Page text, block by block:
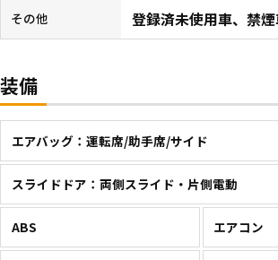
その他 登録済未使用車、禁
装備
エアバッグ：運転席/助手席/サイド
スライドドア：両側スライド・片側電動
ABS エアコン